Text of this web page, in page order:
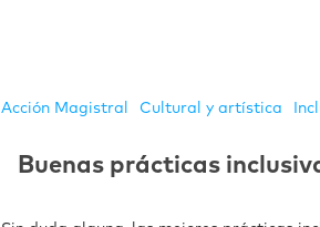
Acción Magistral Cultural y artística
Buenas prácticas